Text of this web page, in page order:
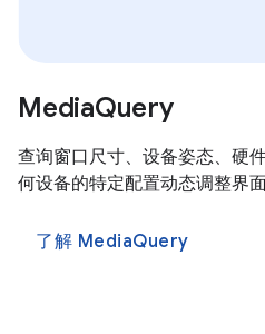
MediaQuery
查询窗口尺寸、设备姿态、硬
何设备的特定配置动态调整界面
了解 MediaQuery